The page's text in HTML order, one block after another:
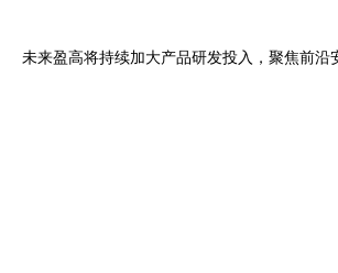
未来盈高将持续加大产品研发投入，聚焦前沿